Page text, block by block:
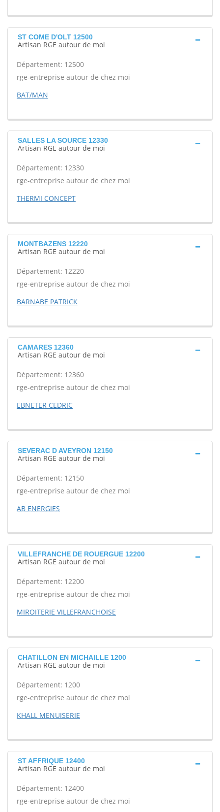
ST COME D'OLT 12500
Artisan RGE autour de moi
Département: 12500
rge-entreprise autour de chez moi
BAT/MAN
SALLES LA SOURCE 12330
Artisan RGE autour de moi
Département: 12330
rge-entreprise autour de chez moi
THERMI CONCEPT
MONTBAZENS 12220
Artisan RGE autour de moi
Département: 12220
rge-entreprise autour de chez moi
BARNABE PATRICK
CAMARES 12360
Artisan RGE autour de moi
Département: 12360
rge-entreprise autour de chez moi
EBNETER CEDRIC
SEVERAC D AVEYRON 12150
Artisan RGE autour de moi
Département: 12150
rge-entreprise autour de chez moi
AB ENERGIES
VILLEFRANCHE DE ROUERGUE 12200
Artisan RGE autour de moi
Département: 12200
rge-entreprise autour de chez moi
MIROITERIE VILLEFRANCHOISE
CHATILLON EN MICHAILLE 1200
Artisan RGE autour de moi
Département: 1200
rge-entreprise autour de chez moi
KHALL MENUISERIE
ST AFFRIQUE 12400
Artisan RGE autour de moi
Département: 12400
rge-entreprise autour de chez moi